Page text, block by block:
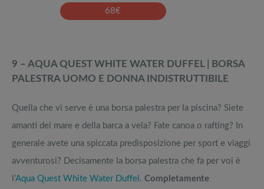
68€
9 – AQUA QUEST WHITE WATER DUFFEL | BORSA
PALESTRA UOMO E DONNA INDISTRUTTIBILE
Quella che vi serve è una borsa palestra per la piscina? Siete
amanti del mare e della barca a vela? Fate canoa o rafting? In
generale avete una spiccata predisposizione per sport e viaggi
avventurosi? Decisamente la borsa palestra che fa per voi è
l’Aqua Quest White Water Duffel . Completamente